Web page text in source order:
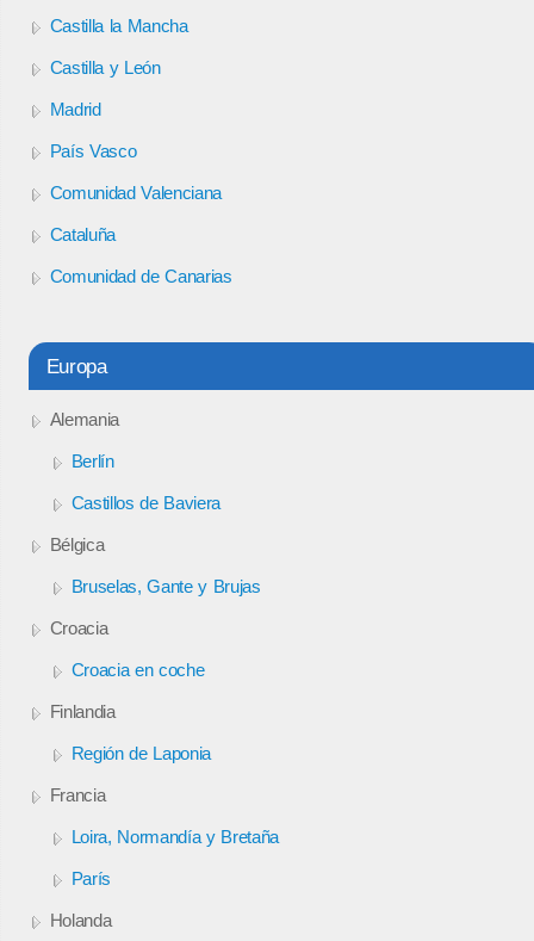
Castilla la Mancha
Castilla y León
Madrid
País Vasco
Comunidad Valenciana
Cataluña
Comunidad de Canarias
Europa
Alemania
Berlín
Castillos de Baviera
Bélgica
Bruselas, Gante y Brujas
Croacia
Croacia en coche
Finlandia
Región de Laponia
Francia
Loira, Normandía y Bretaña
París
Holanda